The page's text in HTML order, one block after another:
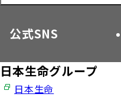
公式SNS
日本生命グループ
日本生命